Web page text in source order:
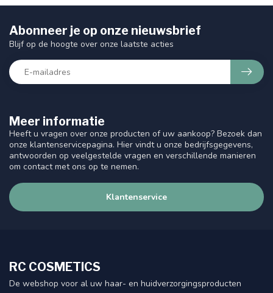
Meer informatie
Heeft u vragen over onze producten of uw aankoop? Bezoek dan
onze klantenservicepagina. Hier vindt u onze bedrijfsgegevens,
antwoorden op veelgestelde vragen en verschillende manieren
om contact met ons op te nemen.
Klantenservice
Abonneer je op onze nieuwsbrief
Blijf op de hoogte over onze laatste acties
RC COSMETICS
De webshop voor al uw haar- en huidverzorgingsproducten